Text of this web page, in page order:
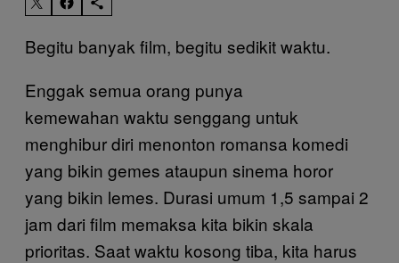
Begitu banyak film, begitu sedikit waktu.
Enggak semua orang punya
kemewahan waktu senggang untuk
menghibur diri menonton romansa komedi
yang bikin gemes ataupun sinema horor
yang bikin lemes. Durasi umum 1,5 sampai 2
jam dari film memaksa kita bikin skala
prioritas. Saat waktu kosong tiba, kita harus